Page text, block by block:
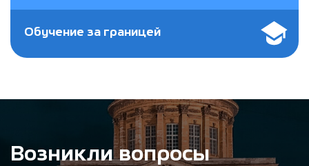
Обучение за границей
Возникли вопросы